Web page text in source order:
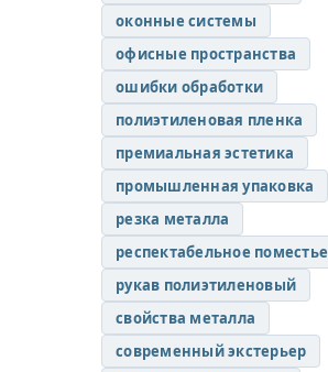
оконные системы
офисные пространства
ошибки обработки
полиэтиленовая пленка
премиальная эстетика
промышленная упаковка
резка металла
респектабельное поместье
рукав полиэтиленовый
свойства металла
современный экстерьер